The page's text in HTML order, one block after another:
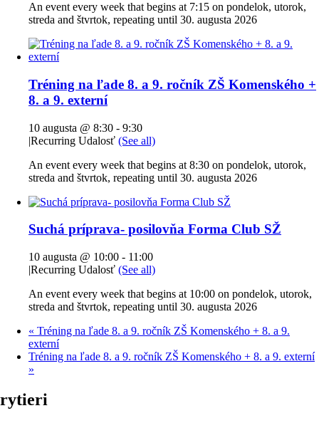
An event every week that begins at 7:15 on pondelok, utorok,
streda and štvrtok, repeating until 30. augusta 2026
Tréning na ľade 8. a 9. ročník ZŠ Komenského +
8. a 9. externí
10 augusta @ 8:30 - 9:30
|Recurring Udalosť (See all)
An event every week that begins at 8:30 on pondelok, utorok,
streda and štvrtok, repeating until 30. augusta 2026
Suchá príprava- posilovňa Forma Club SŽ
10 augusta @ 10:00 - 11:00
|Recurring Udalosť (See all)
An event every week that begins at 10:00 on pondelok, utorok,
streda and štvrtok, repeating until 30. augusta 2026
« Tréning na ľade 8. a 9. ročník ZŠ Komenského + 8. a 9.
externí
Tréning na ľade 8. a 9. ročník ZŠ Komenského + 8. a 9. externí
»
rytieri